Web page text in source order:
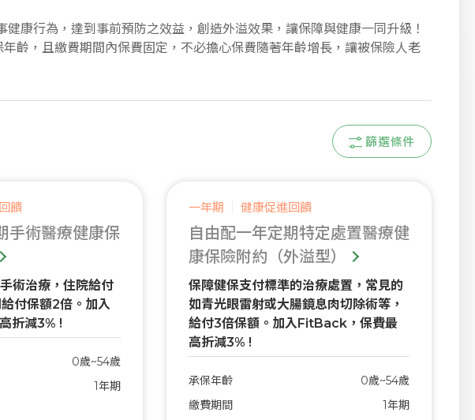
康行為，達到事前預防之效益，創造外溢效果，讓保障與健康一同升級！
齡，且繳費期間內保費固定，不必擔心保費隨著年齡增長，讓被保險人老
篩選條件
饋
手術醫療健康保
術治療，住院給付
付保額2倍。加入
折減3% !
0歲~54歲
1年期
一年期 健康促進回饋
自由配一年定期特定處置醫療健
康保險附約（外溢型）
保障健保支付標準的治療處置，常見的
如青光眼雷射或大腸鏡息肉切除術等，
給付3倍保額。加入FitBack，保費最
高折減3% !
承保年齡
0歲~54歲
繳費期間
1年期